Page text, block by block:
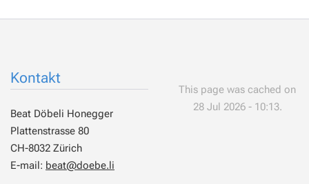
Kontakt
Beat Döbeli Honegger
Plattenstrasse 80
CH-8032 Zürich
E-mail: beat@doebe.li
This page was cached on
28 Jul 2026 - 10:13.